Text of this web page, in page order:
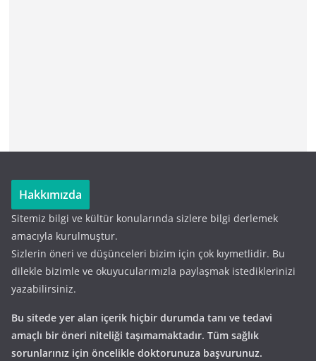
Hakkımızda
Sitemiz bilgi ve kültür konularında sizlere bilgi derlemek
amacıyla kurulmuştur.
Sizlerin öneri ve düşünceleri bizim için çok kıymetlidir. Bu
dilekle bizimle ve okuyucularımızla paylaşmak istediklerinizi
yazabilirsiniz.
Bu sitede yer alan içerik hiçbir durumda tanı ve tedavi
amaçlı bir öneri niteliği taşımamaktadır. Tüm sağlık
sorunlarınız için öncelikle doktorunuza başvurunuz.